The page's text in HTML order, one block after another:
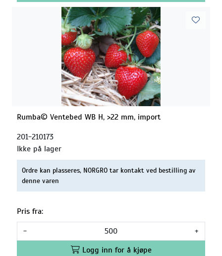
Rumba© Ventebed WB H, >22 mm, import
201-210173
Ikke på lager
Ordre kan plasseres, NORGRO tar kontakt ved bestilling av
denne varen
Pris fra:
-
+
Logg inn for å kjøpe